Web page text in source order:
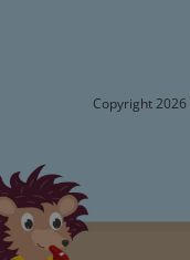
Copyright 2026